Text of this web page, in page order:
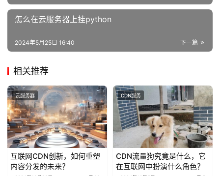
怎么在云服务器上挂python
下一篇
2024年5月25日 16:40
相关推荐
云服务器
互联网CDN创新，如何重塑
内容分发的未来？
CDN服务
CDN流量狗究竟是什么，它
在互联网中扮演什么角色？